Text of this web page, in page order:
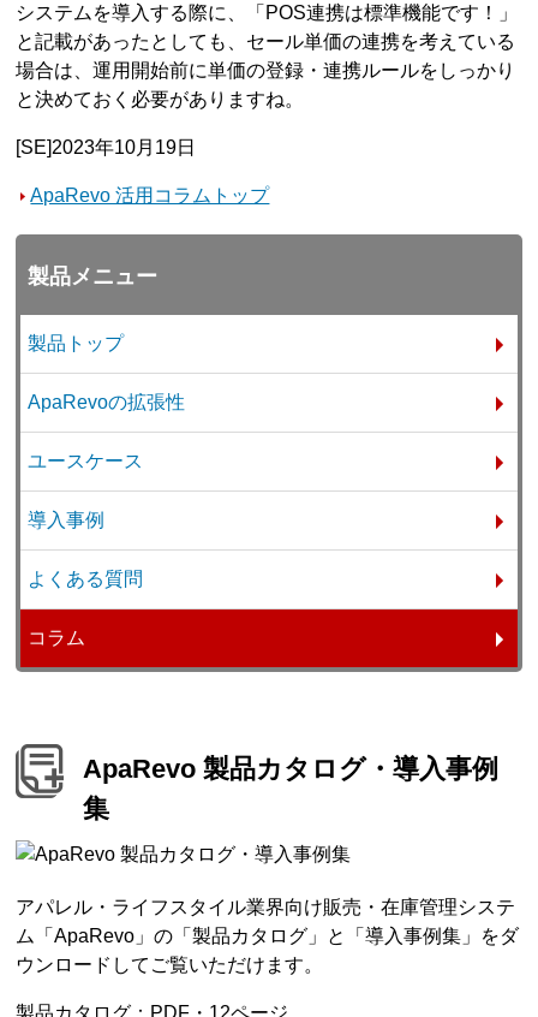
システムを導入する際に、「POS連携は標準機能です！」
と記載があったとしても、セール単価の連携を考えている
場合は、運用開始前に単価の登録・連携ルールをしっかり
と決めておく必要がありますね。
[SE]2023年10月19日
ApaRevo 活用コラムトップ
製品メニュー
製品トップ
ApaRevoの拡張性
ユースケース
導入事例
よくある質問
コラム
ApaRevo 製品カタログ・導入事例
集
アパレル・ライフスタイル業界向け販売・在庫管理システ
ム「ApaRevo」の「製品カタログ」と「導入事例集」をダ
ウンロードしてご覧いただけます。